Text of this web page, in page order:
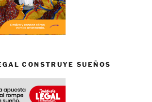
CONSTRUYE SUEÑOS